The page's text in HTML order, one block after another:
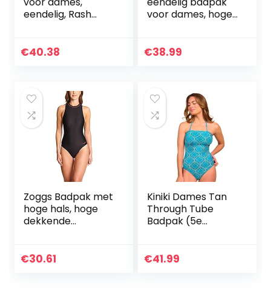
eendelig, Rash
badmode,
(neopreenvrij)
€40.38
voor dames, hoge
luipaardprint,
€38.99
Zoggs Badpak met
hoge hals, hoge
dekkende
keuze voor training
€30.61
Kiniki Dames Tan
Through Tube
Badpak (5e
€41.99